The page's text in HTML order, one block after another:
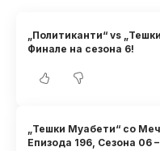
„Политиканти“ vs
Финале на сезона 6!
„Тешки Муабети“ со
Eпизода 196, Сезона 06